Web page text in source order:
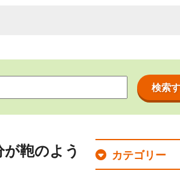
鞄のよう カテゴリー